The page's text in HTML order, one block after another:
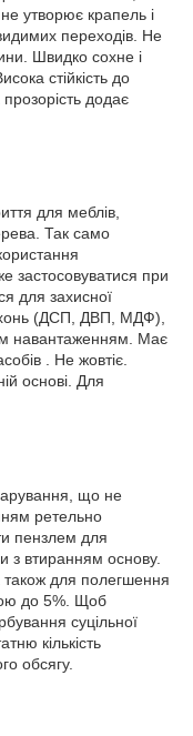
утворює крапель і
переходів. Не
Швидко сохне і
стійкість до
додає
для меблів,
Так само
застосовуватися при
для захисної
(ДСП, ДВП, МДФ),
навантаженням. Має
. Не жовтіє.
основі. Для
що не
ретельно
пензлем для
з втиранням основу.
для полегшення
до 5%. Щоб
суцільної
кількість
обсягу.